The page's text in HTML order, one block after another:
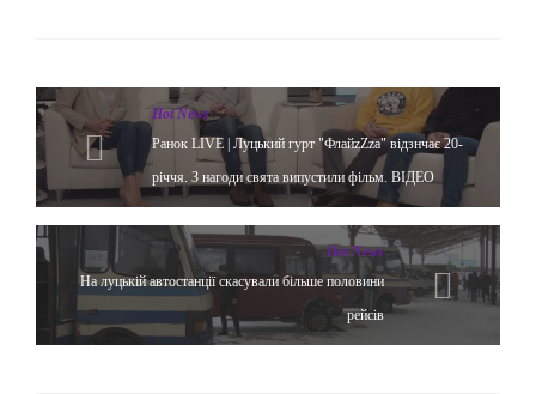
Hot News
Ранок LIVE | Луцький гурт "ФлайzZzа" відзнчає 20-
річчя. З нагоди свята випустили фільм. ВІДЕО
Hot News
На луцькій автостанції скасували більше половини
рейсів